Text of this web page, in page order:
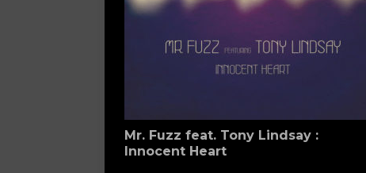
Mr. Fuzz feat. Tony Lindsay :
Innocent Heart